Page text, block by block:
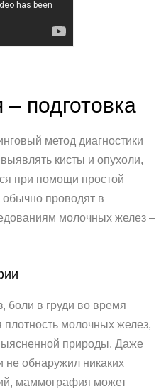
подготовка
метод диагностики
кисты и опухоли,
при помощи простой
проводят в
молочных желез –
боли в груди во время
молочных желез,
природы. Даже
не обнаружил никаких
маммография может